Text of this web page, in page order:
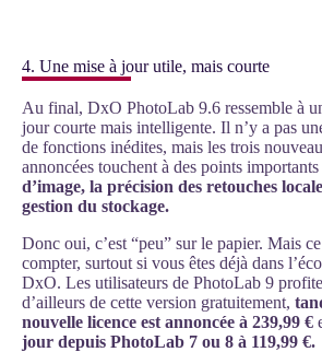
4. Une mise à jour utile, mais courte
Au final, DxO PhotoLab 9.6 ressemble à
jour courte mais intelligente. Il n’y a pas
de fonctions inédites, mais les trois
annoncées touchent à des points importants
d’image, la précision des retouches
gestion du stockage.
Donc oui, c’est “peu” sur le papier. Mais
compter, surtout si vous êtes déjà dans
DxO. Les utilisateurs de PhotoLab 9
d’ailleurs de cette version gratuitement,
nouvelle licence est annoncée à 239,99 €
jour depuis PhotoLab 7 ou 8 à 119,99 €.